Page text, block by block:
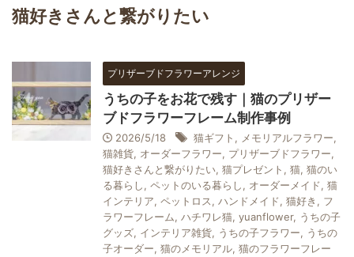
猫好きさんと繋がりたい
プリザーブドフラワーアレンジ
うちの子をお花で残す｜猫のプリザー
ブドフラワーフレーム制作事例
2026/5/18 猫ギフト , メモリアルフラワー,
猫雑貨, オーダーフラワー, プリザーブドフラワー,
猫好きさんと繋がりたい, 猫プレゼント , 猫, 猫のい
る暮らし, ペットのいる暮らし, オーダーメイド, 猫
インテリア, ペットロス, ハンドメイド, 猫好き , フ
ラワーフレーム, ハチワレ猫, yuanflower, うちの子
グッズ, インテリア雑貨, うちの子フラワー, うちの
子オーダー, 猫のメモリアル, 猫のフラワーフレー